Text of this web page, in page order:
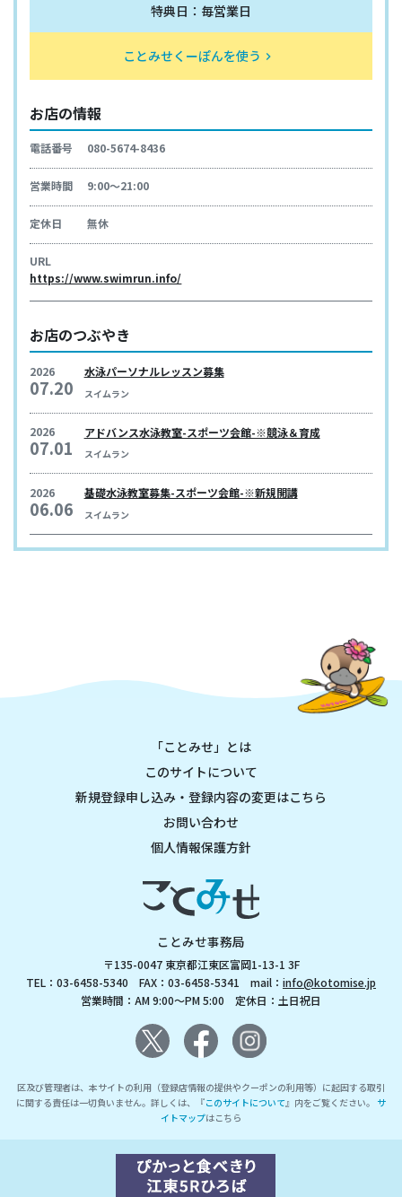
特典日：毎営業日
ことみせくーぽんを使う keyboard_arrow_right
お店の情報
電話番号 080-5674-8436
営業時間 9:00～21:00
定休日 無休
URL
https://www.swimrun.info/
お店のつぶやき
2026
07.20
水泳パーソナルレッスン募集
スイムラン
2026
07.01
アドバンス水泳教室-スポーツ会館-※競泳＆育成
スイムラン
2026
06.06
基礎水泳教室募集-スポーツ会館-※新規開講
スイムラン
「ことみせ」とは
このサイトについて
新規登録申し込み・登録内容の変更はこちら
お問い合わせ
個人情報保護方針
ことみせ事務局
〒135-0047 東京都江東区富岡1-13-1 3F
TEL：03-6458-5340 FAX：03-6458-5341 mail： info@kotomise.jp
営業時間：AM 9:00～PM 5:00 定休日：土日祝日
区及び管理者は、本サイトの利用（登録店情報の提供やクーポンの利用等）に起因する取引
に関する責任は一切負いません。詳しくは、『このサイトについて』内をご覧ください。 サ
イトマップはこちら